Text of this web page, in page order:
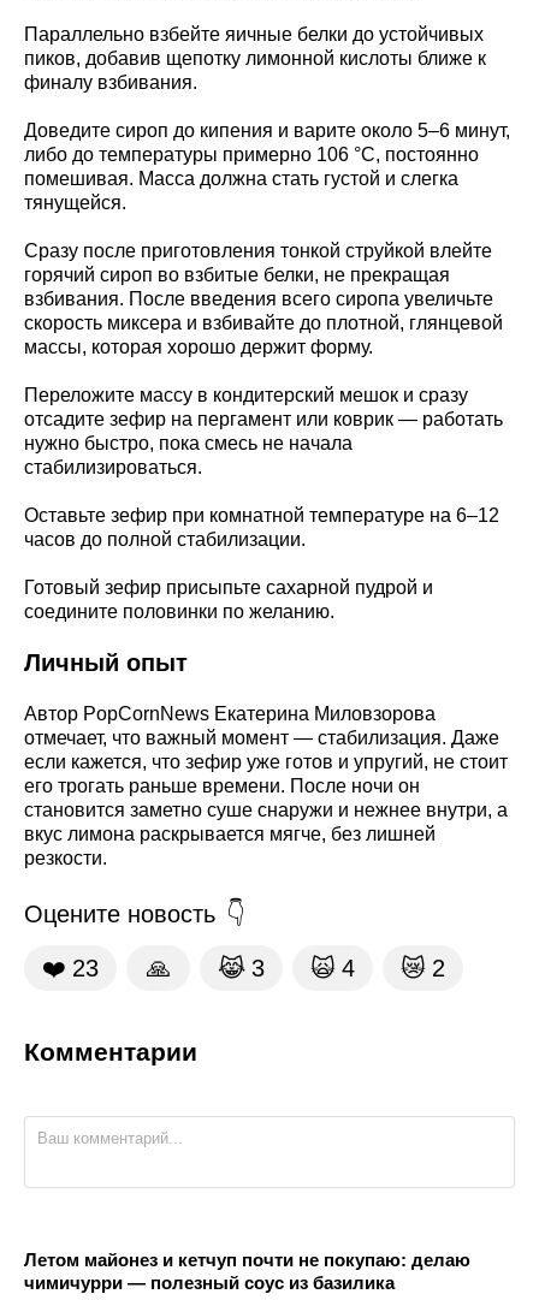
Параллельно взбейте яичные белки до устойчивых
пиков, добавив щепотку лимонной кислоты ближе к
финалу взбивания.
Доведите сироп до кипения и варите около 5–6 минут,
либо до температуры примерно 106 °C, постоянно
помешивая. Масса должна стать густой и слегка
тянущейся.
Сразу после приготовления тонкой струйкой влейте
горячий сироп во взбитые белки, не прекращая
взбивания. После введения всего сиропа увеличьте
скорость миксера и взбивайте до плотной, глянцевой
массы, которая хорошо держит форму.
Переложите массу в кондитерский мешок и сразу
отсадите зефир на пергамент или коврик — работать
нужно быстро, пока смесь не начала
стабилизироваться.
Оставьте зефир при комнатной температуре на 6–12
часов до полной стабилизации.
Готовый зефир присыпьте сахарной пудрой и
соедините половинки по желанию.
Личный опыт
Автор PopCornNews Екатерина Миловзорова
отмечает, что важный момент — стабилизация. Даже
если кажется, что зефир уже готов и упругий, не стоит
его трогать раньше времени. После ночи он
становится заметно суше снаружи и нежнее внутри, а
вкус лимона раскрывается мягче, без лишней
резкости.
Оцените новость
❤️ 23 🙏 😹 3 🙀 4 😿 2
Комментарии
Летом майонез и кетчуп почти не покупаю: делаю
чимичурри — полезный соус из базилика